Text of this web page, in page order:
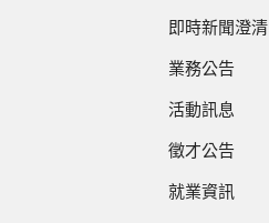
即時新聞澄清
業務公告
活動訊息
徵才公告
就業資訊